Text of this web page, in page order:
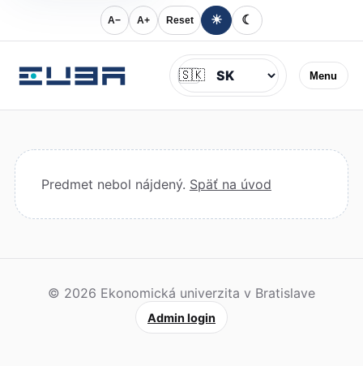
A− A+ Reset ☀ ☾
Menu
Jazyk
🇸🇰
Predmet nebol nájdený. Späť na úvod
© 2026 Ekonomická univerzita v Bratislave
Admin login